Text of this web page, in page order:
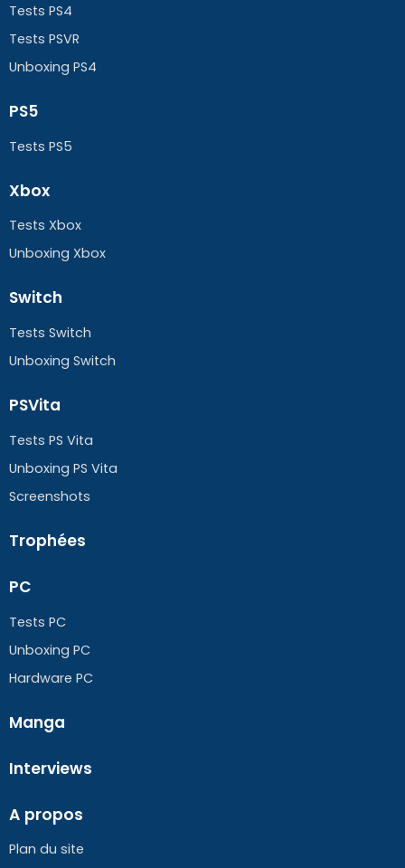
Tests PS4
Tests PSVR
Unboxing PS4
PS5
Tests PS5
Xbox
Tests Xbox
Unboxing Xbox
Switch
Tests Switch
Unboxing Switch
PSVita
Tests PS Vita
Unboxing PS Vita
Screenshots
Trophées
PC
Tests PC
Unboxing PC
Hardware PC
Manga
Interviews
A propos
Plan du site